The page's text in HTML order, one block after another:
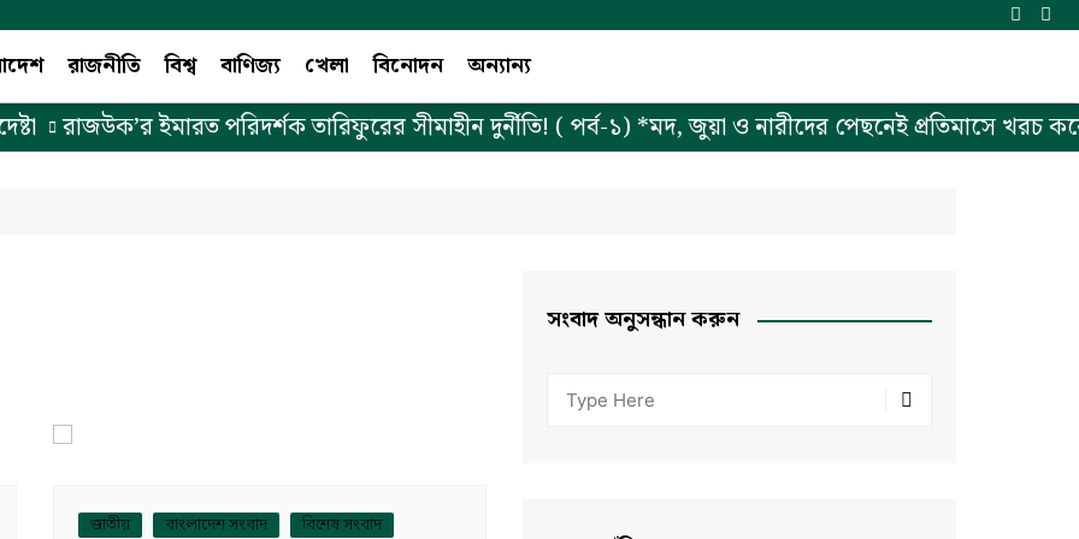
রাজনীতি বিশ্ব বাণিজ্য খেলা বিনোদন অন্যান্য
রাজউক’র ইমারত পরিদর্শক তারিফুরের সীমাহীন দুর্নীতি! ( পর্ব-১) *মদ, জুয়া ও নারীদের পেছনেই প্রতিমাসে খরচ
জাতীয় বাংলাদেশ সংবাদ
বিশেষ সংবাদ
সংবাদ অনুসন্ধান করুন